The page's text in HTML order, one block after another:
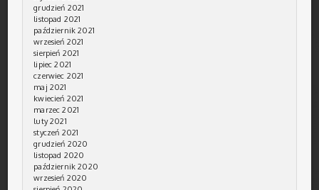
grudzień 2021
listopad 2021
październik 2021
wrzesień 2021
sierpień 2021
lipiec 2021
czerwiec 2021
maj 2021
kwiecień 2021
marzec 2021
luty 2021
styczeń 2021
grudzień 2020
listopad 2020
październik 2020
wrzesień 2020